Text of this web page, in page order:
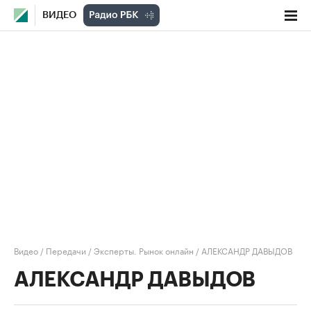
ВИДЕО
Видео / Передачи /Эксперты. Рынок онлайн / АЛЕКСАНДР ДАВЫДОВ
АЛЕКСАНДР ДАВЫДОВ